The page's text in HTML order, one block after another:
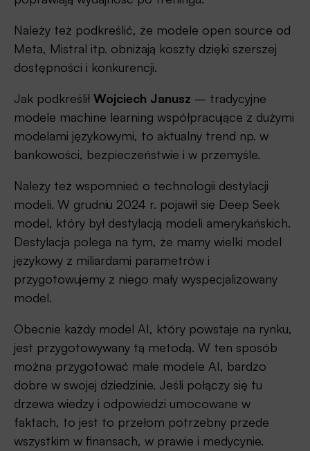
Należy też podkreślić, że modele open source od
Meta, Mistral itp. obniżają koszty dzięki szerszej
dostępności i konkurencji.
Jak podkreślił Wojciech Janusz – tradycyjne
modele machine learning współpracujące z dużymi
modelami językowymi, to aktualny trend np. w
bankowości, bezpieczeństwie i w przemyśle.
Należy też wspomnieć o technologii destylacji
modeli. W grudniu 2024 r. pojawił się Deep Seek
model, który był destylacją modeli amerykańskich.
Destylacja polega na tym, że mamy wielki model
językowy z miliardami parametrów i
przygotowujemy z niego mały wyspecjalizowany
model.
Obecnie każdy model AI, który powstaje na rynku,
jest przygotowywany tą metodą. W ten sposób
można przygotować małe modele AI, bardzo
dobre w swojej dziedzinie. Jeśli połączy się tu
drzewa wiedzy i odpowiedzi umocowane w
faktach, to jest to przełom potrzebny przede
wszystkim w finansach, w prawie i medycynie.